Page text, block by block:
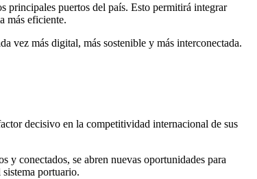
principales puertos del país. Esto permitirá integrar
más eficiente.
vez más digital, más sostenible y más interconectada.
decisivo en la competitividad internacional de sus
y conectados, se abren nuevas oportunidades para
portuario.